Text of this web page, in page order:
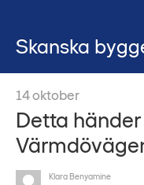
Skanska
14oktober
Detta
Klara Benyamine